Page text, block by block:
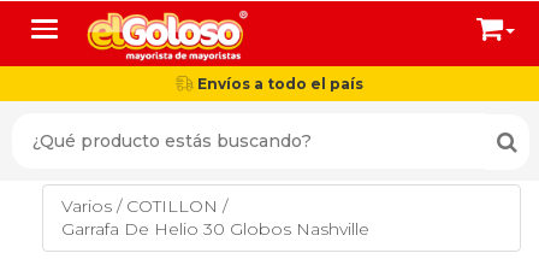
Toggle navigation
Envíos a todo el país
Varios / COTILLON /
Garrafa De Helio 30 Globos Nashville